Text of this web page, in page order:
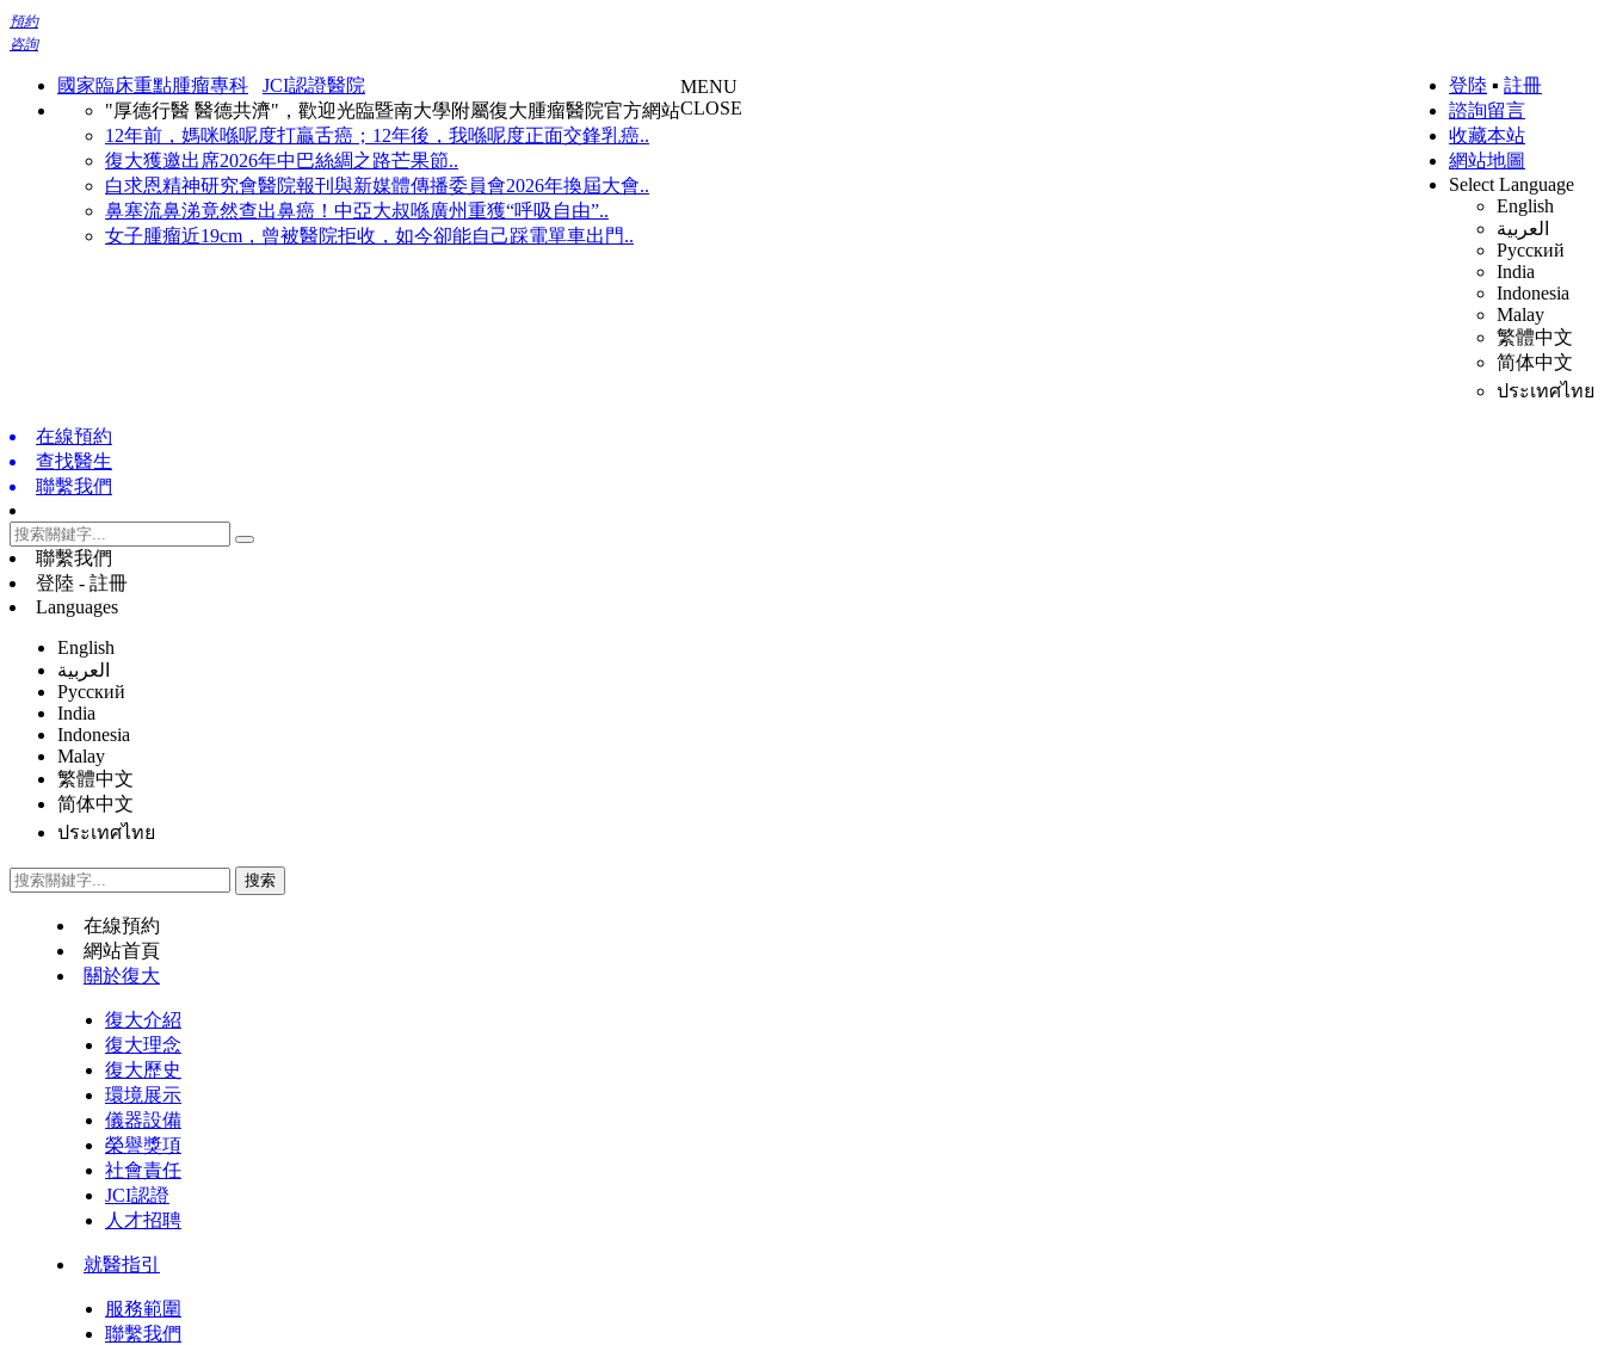
預約
咨詢
國家臨床重點腫瘤專科
JCI認證醫院
"厚德行醫 醫德共濟"，歡迎光臨暨南大學附屬復大腫瘤醫院官方網站
12年前，媽咪喺呢度打贏舌癌；12年後，我喺呢度正面交鋒乳癌..
復大獲邀出席2026年中巴絲綢之路芒果節..
白求恩精神研究會醫院報刊與新媒體傳播委員會2026年換屆大會..
鼻塞流鼻涕竟然查出鼻癌！中亞大叔喺廣州重獲“呼吸自由”..
女子腫瘤近19cm，曾被醫院拒收，如今卻能自己踩電單車出門..
登陸 ▪ 註冊
諮詢留言
收藏本站
網站地圖
Select Language
English
العربية
Русский
India
Indonesia
Malay
繁體中文
简体中文
ประเทศไทย
MENU
CLOSE
在線預約
查找醫生
聯繫我們
聯繫我們
登陸 - 註冊
Languages
English
العربية
Русский
India
Indonesia
Malay
繁體中文
简体中文
ประเทศไทย
在線預約
網站首頁
關於復大
復大介紹
復大理念
復大歷史
環境展示
儀器設備
榮譽獎項
社會責任
JCI認證
人才招聘
就醫指引
服務範圍
聯繫我們